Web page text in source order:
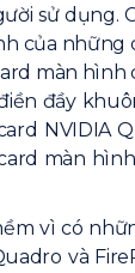
sử dụng.
của
màn hình
đầy
NVIDIA
màn
vì có
và